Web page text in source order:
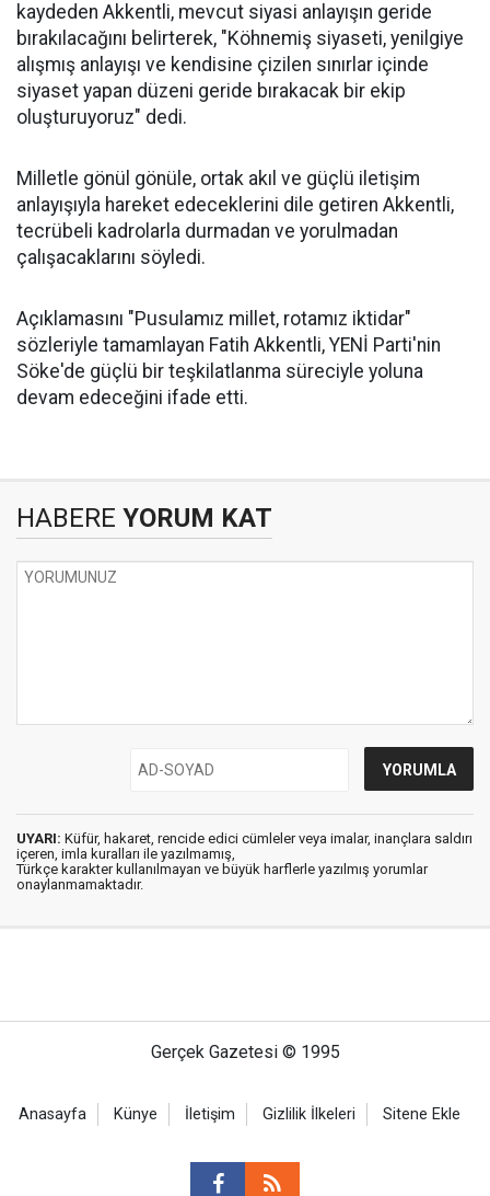
kaydeden Akkentli, mevcut siyasi anlayışın geride
bırakılacağını belirterek, "Köhnemiş siyaseti, yenilgiye
alışmış anlayışı ve kendisine çizilen sınırlar içinde
siyaset yapan düzeni geride bırakacak bir ekip
oluşturuyoruz" dedi.
Milletle gönül gönüle, ortak akıl ve güçlü iletişim
anlayışıyla hareket edeceklerini dile getiren Akkentli,
tecrübeli kadrolarla durmadan ve yorulmadan
çalışacaklarını söyledi.
Açıklamasını "Pusulamız millet, rotamız iktidar"
sözleriyle tamamlayan Fatih Akkentli, YENİ Parti'nin
Söke'de güçlü bir teşkilatlanma süreciyle yoluna
devam edeceğini ifade etti.
HABERE YORUM KAT
UYARI: Küfür, hakaret, rencide edici cümleler veya imalar, inançlara saldırı
içeren, imla kuralları ile yazılmamış,
Türkçe karakter kullanılmayan ve büyük harflerle yazılmış yorumlar
onaylanmamaktadır.
Gerçek Gazetesi © 1995
Anasayfa Künye İletişim Gizlilik İlkeleri Sitene Ekle